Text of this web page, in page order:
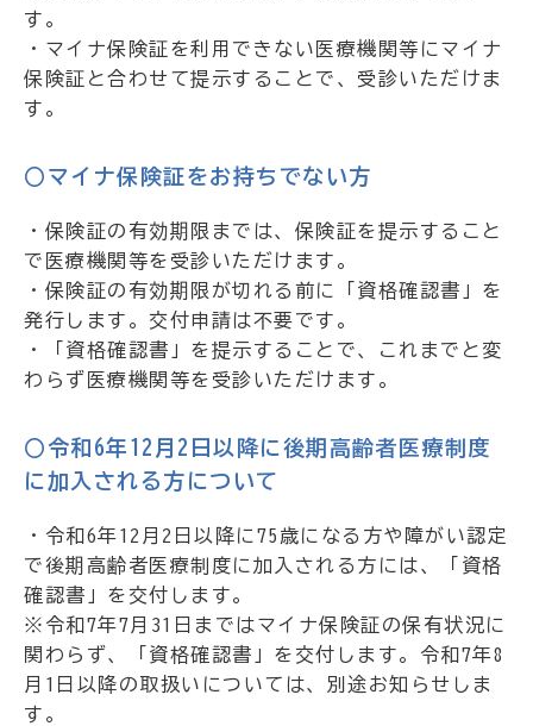
す。
・マイナ保険証を利用できない医療機関等にマイナ
保険証と合わせて提示することで、受診いただけま
す。
○マイナ保険証をお持ちでない方
・保険証の有効期限までは、保険証を提示すること
で医療機関等を受診いただけます。
・保険証の有効期限が切れる前に「資格確認書」を
発行します。交付申請は不要です。
・「資格確認書」を提示することで、これまでと変
わらず医療機関等を受診いただけます。
○令和6年12月2日以降に後期高齢者医療制度
に加入される方について
・令和6年12月2日以降に75歳になる方や障がい認定
で後期高齢者医療制度に加入される方には、「資格
確認書」を交付します。
※令和7年7月31日まではマイナ保険証の保有状況に
関わらず、「資格確認書」を交付します。令和7年8
月1日以降の取扱いについては、別途お知らせしま
す。